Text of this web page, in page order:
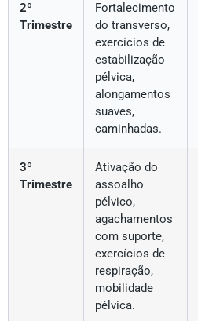
2º
Trimestre
Fortalecimento
do transverso,
exercícios de
estabilização
pélvica,
alongamentos
suaves,
caminhadas.
3º
Trimestre
Ativação do
assoalho
pélvico,
agachamentos
com suporte,
exercícios de
respiração,
mobilidade
pélvica.